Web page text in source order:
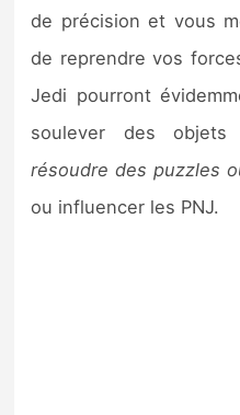
de précision et vous
de reprendre vos
Jedi pourront
soulever des
résoudre des puzzles
ou influencer les PNJ.